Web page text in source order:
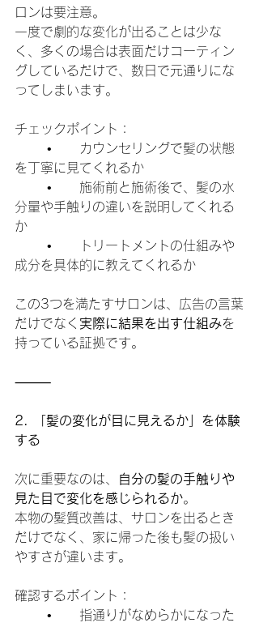
ロンは要注意。
一度で劇的な変化が出ることは少な
く、多くの場合は表面だけコーティン
グしているだけで、数日で元通りにな
ってしまいます。
チェックポイント：
を丁寧に見てくれるか
分量や手触りの違いを説明してくれる
か
成分を具体的に教えてくれるか
この3つを満たすサロンは、広告の言葉
だけでなく 実際に結果を出す仕組みを
持っている証拠です。
⸻
2. 「髪の変化が目に見えるか」を体験
する
次に重要なのは、
自分の髪の手触りや
見た目で変化を感じられるか。
本物の髪質改善は、サロンを出るとき
だけでなく、家に帰った後も髪の扱い
やすさが違います。
確認するポイント：